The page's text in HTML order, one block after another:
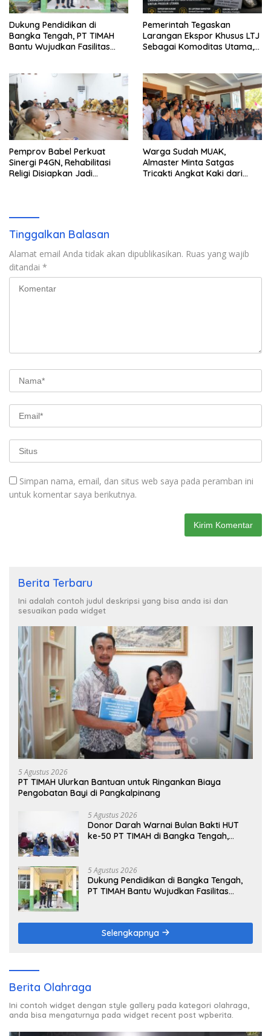
Dukung Pendidikan di
Bangka Tengah, PT TIMAH
Bantu Wujudkan Fasilitas
Pemerintah Tegaskan
Larangan Ekspor Khusus LTJ
Sebagai Komoditas Utama,
Pemprov Babel Perkuat
Sinergi P4GN, Rehabilitasi
Religi Disiapkan Jadi
Warga Sudah MUAK,
Almaster Minta Satgas
Tricakti Angkat Kaki dari
Tinggalkan Balasan
Alamat email Anda tidak akan dipublikasikan. Ruas yang wajib
ditandai *
Simpan nama, email, dan situs web saya pada peramban ini
untuk komentar saya berikutnya.
Berita Terbaru
Ini adalah contoh judul deskripsi yang bisa anda isi dan
sesuaikan pada widget
5 Agustus 2026
PT TIMAH Ulurkan Bantuan untuk Ringankan Biaya
Pengobatan Bayi di Pangkalpinang
5 Agustus 2026
Donor Darah Warnai Bulan Bakti HUT
ke-50 PT TIMAH di Bangka Tengah,
5 Agustus 2026
Dukung Pendidikan di Bangka Tengah,
PT TIMAH Bantu Wujudkan Fasilitas
Selengkapnya
Berita Olahraga
Ini contoh widget dengan style gallery pada kategori olahraga,
anda bisa mengaturnya pada widget recent post wpberita.